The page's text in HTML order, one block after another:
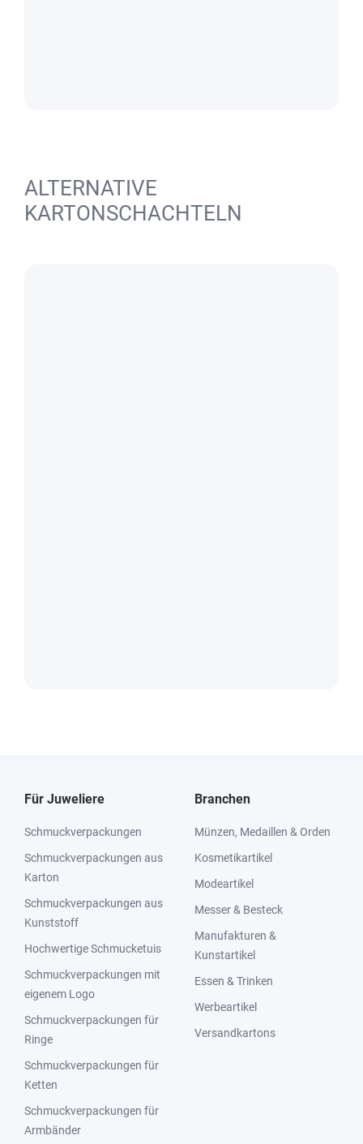
ALTERNATIVE
KARTONSCHACHTELN
Für Juweliere
Schmuckverpackungen
Schmuckverpackungen aus
Karton
Schmuckverpackungen aus
Kunststoff
Hochwertige Schmucketuis
Schmuckverpackungen mit
eigenem Logo
Schmuckverpackungen für
Ringe
Schmuckverpackungen für
Ketten
Schmuckverpackungen für
Armbänder
Branchen
Münzen, Medaillen & Orden
Kosmetikartikel
Modeartikel
Messer & Besteck
Manufakturen &
Kunstartikel
Essen & Trinken
Werbeartikel
Versandkartons